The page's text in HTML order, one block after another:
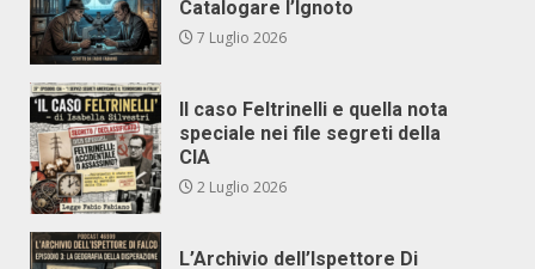
Catalogare l’Ignoto
7 Luglio 2026
Il caso Feltrinelli e quella nota
speciale nei file segreti della
CIA
2 Luglio 2026
L’Archivio dell’Ispettore Di